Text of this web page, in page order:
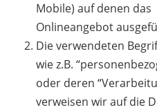
Mobile) auf denen das
Onlineangebot
Die verwendeten
wie z.B.
oder deren
verweisen wir auf die